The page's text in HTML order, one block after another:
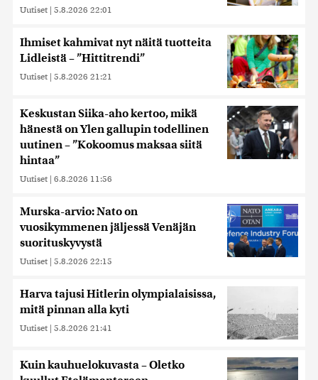
Uutiset | 5.8.2026 22:01
Ihmiset kahmivat nyt näitä tuotteita
Lidleistä – ”Hittitrendi”
Uutiset | 5.8.2026 21:21
Keskustan Siika-aho kertoo, mikä
hänestä on Ylen gallupin todellinen
uutinen – ”Kokoomus maksaa siitä
hintaa”
Uutiset | 6.8.2026 11:56
Murska-arvio: Nato on
vuosikymmenen jäljessä Venäjän
suorituskyvystä
Uutiset | 5.8.2026 22:15
Harva tajusi Hitlerin olympialaisissa,
mitä pinnan alla kyti
Uutiset | 5.8.2026 21:41
Kuin kauhuelokuvasta – Oletko